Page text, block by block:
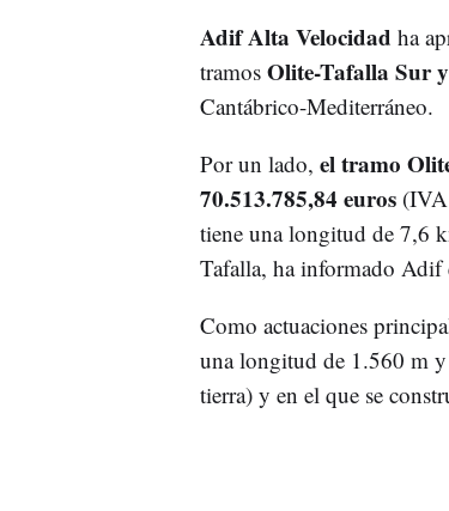
Adif Alta Velocidad ha
tramos Olite-Tafalla Sur
Cantábrico-Mediterráneo.
Por un lado, el tramo
70.513.785,84 euros(IVA
tiene una longitud de 7,6
Tafalla, ha informado Adif
Como actuaciones
una longitud de 1.560 m y
tierra) y en el que se